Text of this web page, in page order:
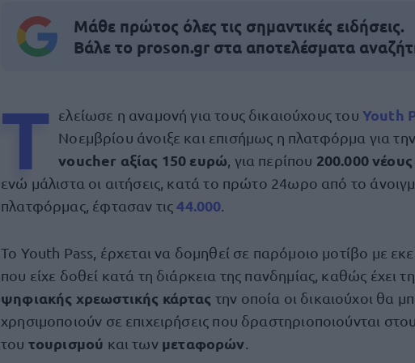
Μάθε πρώτος όλες τις σημαντικές ειδήσεις.
Βάλε το proson.gr στα αποτελέσματα
T ελείωσε η αναμονή για τους δικαιούχους του Youth
Νοεμβρίου άνοιξε και επισήμως η πλατφόρμα για
voucher αξίας 150 ευρώ , για περίπου 200.000
ενώ μάλιστα οι αιτήσεις, κατά το πρώτο 24ωρο από το
πλατφόρμας, έφτασαν τις 44.000
Το Youth Pass, έρχεται να δομηθεί σε παρόμοιο μοτίβο με
που είχε δοθεί κατά τη διάρκεια της πανδημίας, καθώς έχει
ψηφιακής χρεωστικής κάρτας την οποία οι δικαιούχοι θα
χρησιμοποιούν σε επιχειρήσεις που δραστηριοποιούνται
του τουρισμού και των μεταφορών